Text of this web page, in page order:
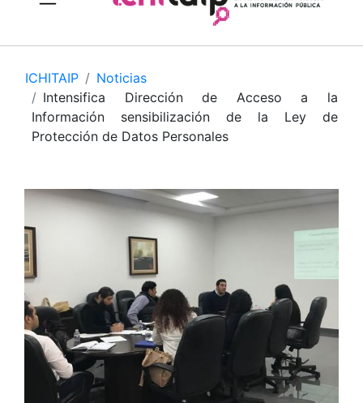
ICHITAIP
Noticias
Intensifica Dirección de Acceso a la
Información sensibilización de la Ley de
Protección de Datos Personales